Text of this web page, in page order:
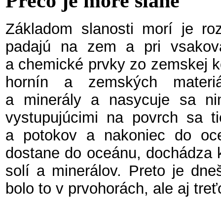
Základom slanosti morí je
padajú na zem a pri
a chemické prvky zo zemskej
hornín a zemských
a minerály a nasycuje sa
vystupujúcimi na povrch sa
a potokov a nakoniec do
dostane do oceánu, dochádza
solí a minerálov. Preto je
bolo to v prvohorách, ale aj